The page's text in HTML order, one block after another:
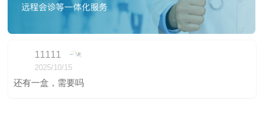
11111
2025/10/15
还有一盒，需要吗